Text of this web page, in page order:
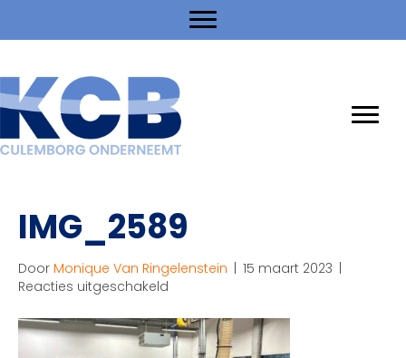
IMG_2589
Door Monique Van Ringelenstein | 15 maart 2023 |
Reacties uitgeschakeld